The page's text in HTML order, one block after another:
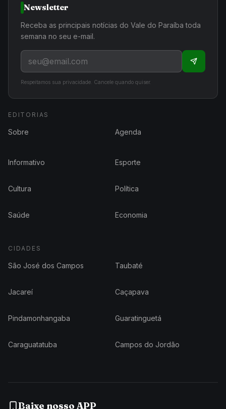
Newsletter
Receba as principais notícias do Vale do Paraíba toda
semana no seu e-mail.
Respeitamos sua privacidade. Cancele quando quiser.
EDITORIAS
Sobre Agenda
Informativo Esporte
Cultura Política
Saúde Economia
CIDADES
São José dos Campos Taubaté
Jacareí Caçapava
Pindamonhangaba Guaratinguetá
Caraguatatuba Campos do Jordão
Baixe nosso APP